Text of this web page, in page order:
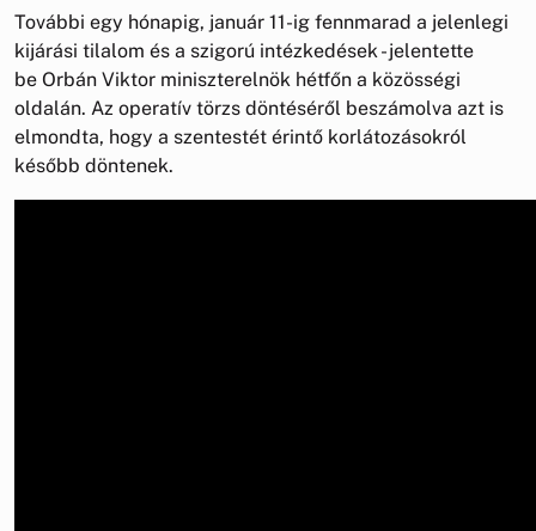
További egy hónapig, január 11-ig fennmarad a jelenlegi
kijárási tilalom és a szigorú intézkedések - jelentette
be Orbán Viktor miniszterelnök hétfőn a közösségi
oldalán. Az operatív törzs döntéséről beszámolva azt is
elmondta, hogy a szentestét érintő korlátozásokról
később döntenek.